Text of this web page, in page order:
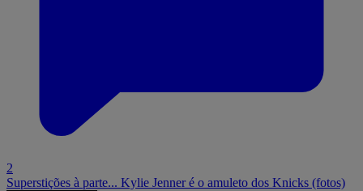
2
Superstições à parte... Kylie Jenner é o amuleto dos Knicks (fotos)